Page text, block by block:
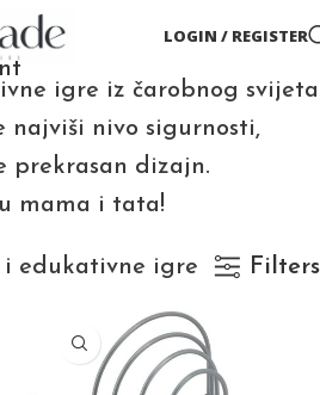
LOGIN / REGISTER
igre iz čarobnog svijeta
najviši nivo sigurnosti,
prekrasan dizajn.
mama i tata!
i edukativne igre Filters